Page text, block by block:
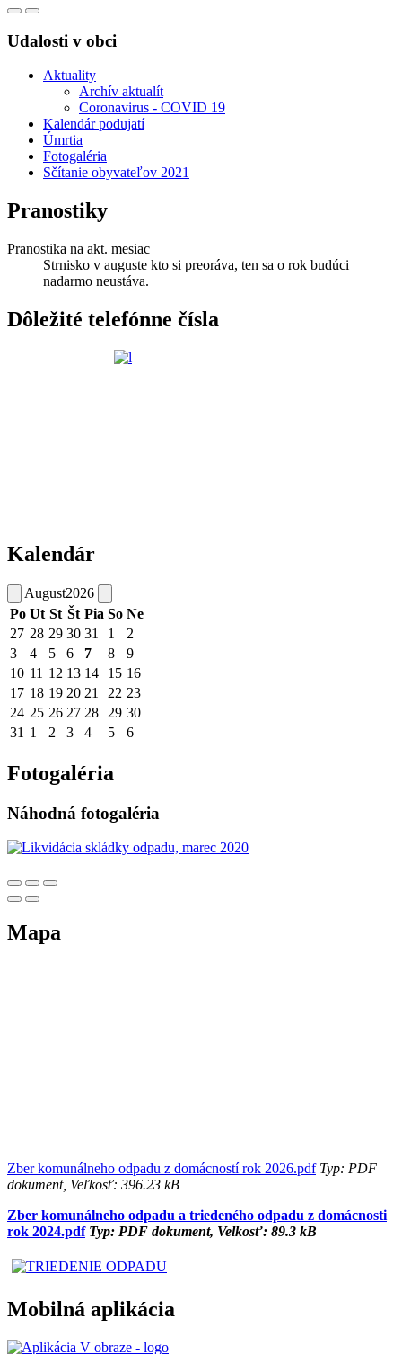
Udalosti v obci
Aktuality
Archív aktualít
Coronavirus - COVID 19
Kalendár podujatí
Úmrtia
Fotogaléria
Sčítanie obyvateľov 2021
Pranostiky
Pranostika na akt. mesiac
Strnisko v auguste kto si preoráva, ten sa o rok budúci
nadarmo neustáva.
Dôležité telefónne čísla
Kalendár
August2026
Po Ut St Št Pia So Ne
27 28 29 30 31 1
2
3
4 5 6 7 8
9
10 11 12 13 14 15 16
17 18 19 20 21 22 23
24 25 26 27 28 29 30
31 1 2 3 4 5 6
Fotogaléria
Náhodná fotogaléria
Mapa
Zber komunálneho odpadu z domácností rok 2026.pdfTyp: PDF
dokument, Veľkosť: 396.23 kB
Zber komunálneho odpadu a triedeného odpadu z domácnosti
rok 2024.pdfTyp: PDF dokument, Velkosť: 89.3 kB
Mobilná aplikácia